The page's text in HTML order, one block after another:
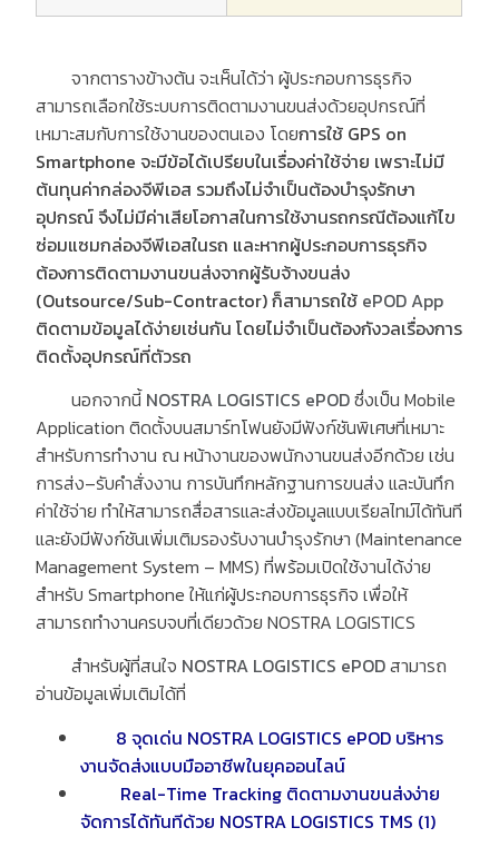
จากตารางข้างต้น จะเห็นได้ว่า ผู้ประกอบการธุรกิจ
สามารถเลือกใช้ระบบการติดตามงานขนส่งด้วยอุปกรณ์ที่
เหมาะสมกับการใช้งานของตนเอง โดยการใช้ GPS on
Smartphoneจะมีข้อได้เปรียบในเรื่องค่าใช้จ่าย เพราะไม่มี
ต้นทุนค่ากล่องจีพีเอส รวมถึงไม่จำเป็นต้องบำรุงรักษา
อุปกรณ์จึงไม่มีค่าเสียโอกาสในการใช้งานรถกรณีต้องแก้ไข
ซ่อมแซมกล่องจีพีเอสในรถ และหากผู้ประกอบการธุรกิจ
ต้องการติดตามงานขนส่งจากผู้รับจ้างขนส่ง
(Outsource/Sub-Contractor)ก็สามารถใช้ ePOD App
ติดตามข้อมูลได้ง่ายเช่นกัน โดยไม่จำเป็นต้องกังวลเรื่องการ
ติดตั้งอุปกรณ์ที่ตัวรถ
นอกจากนี้NOSTRA LOGISTICS ePODซึ่งเป็น Mobile
Applicationติดตั้งบนสมาร์ทโฟนยังมีฟังก์ชันพิเศษที่เหมาะ
สำหรับการทำงาน ณ หน้างานของพนักงานขนส่งอีกด้วย เช่น
การส่ง–รับคำสั่งงาน การบันทึกหลักฐานการขนส่ง และบันทึก
ค่าใช้จ่าย ทำให้สามารถสื่อสารและส่งข้อมูลแบบเรียลไทม์ได้ทันที
และยังมีฟังก์ชันเพิ่มเติมรองรับงานบำรุงรักษา (Maintenance
Management System – MMS)ที่พร้อมเปิดใช้งานได้ง่าย
สำหรับ Smartphoneให้แก่ผู้ประกอบการธุรกิจ เพื่อให้
สามารถทำงานครบจบที่เดียวด้วย NOSTRA LOGISTICS
สำหรับผู้ที่สนใจ NOSTRA LOGISTICS ePODสามารถ
อ่านข้อมูลเพิ่มเติมได้ที่
8จุดเด่น NOSTRA LOGISTICS ePOD บริหาร
งานจัดส่งแบบมืออาชีพในยุคออนไลน์
Real-Time Tracking ติดตามงานขนส่งง่าย
จัดการได้ทันทีด้วย NOSTRA LOGISTICS TMS (1)